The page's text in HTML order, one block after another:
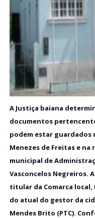
A Justiça baiana
documentos
podem estar guardados
Menezes de Freitas e
municipal de
Vasconcelos Negreiros.
titular da Comarca local,
do atual do gestor da
Mendes Brito (PTC).